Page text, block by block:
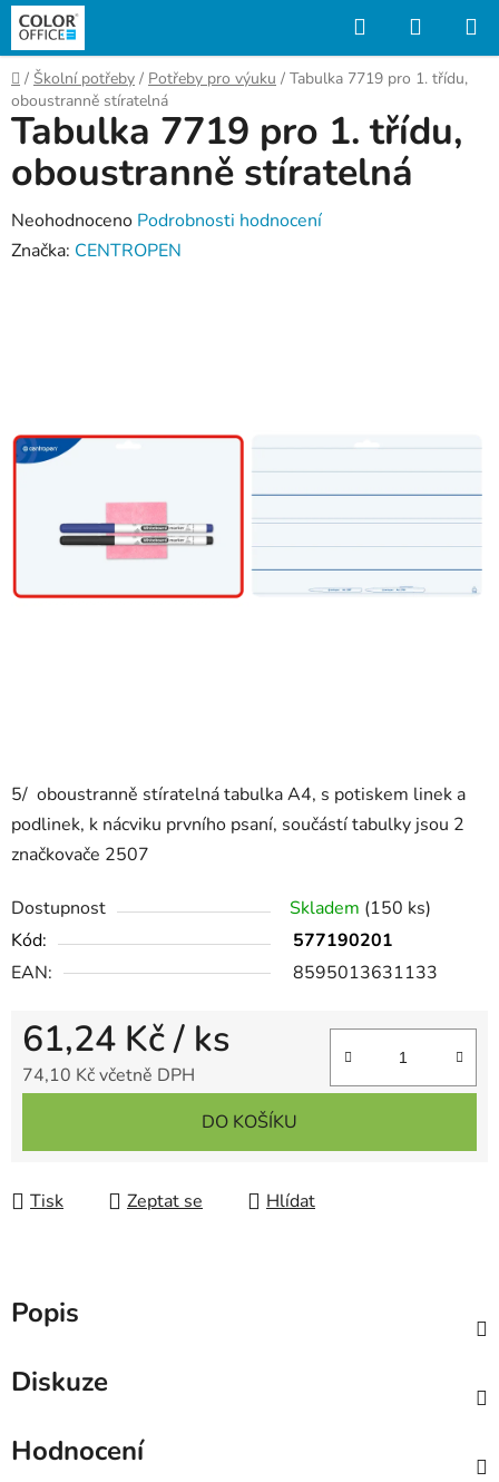
Přejít
obsah
Hledat
KOŠÍK
Domů
/ Školní potřeby / Potřeby pro výuku / Tabulka 7719 pro 1. třídu,
oboustranně stíratelná
5/ oboustranně stíratelná tabulka A4, s potiskem linek a
podlinek, k nácviku prvního psaní, součástí tabulky jsou 2
značkovače 2507
Dostupnost Skladem (150 ks)
Kód:
577190201
EAN:
8595013631133
61,24 Kč/ ks
74,10 Kč včetně DPH
DO KOŠÍKU
Tisk Zeptat se Hlídat
Tabulka 7719 pro 1. třídu,
oboustranně stíratelná
Průměrné
hodnocení
hvězdiček.
Neohodnoceno Podrobnosti hodnocení
Značka: CENTROPEN
Popis
Diskuze
Hodnocení